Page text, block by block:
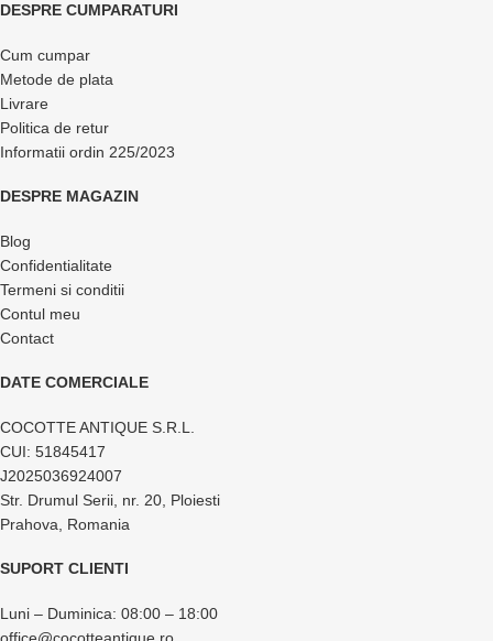
DESPRE CUMPARATURI
Cum cumpar
Metode de plata
Livrare
Politica de retur
Informatii ordin 225/2023
DESPRE MAGAZIN
Blog
Confidentialitate
Termeni si conditii
Contul meu
Contact
DATE COMERCIALE
COCOTTE ANTIQUE S.R.L.
CUI: 51845417
J2025036924007
Str. Drumul Serii, nr. 20, Ploiesti
Prahova, Romania
SUPORT CLIENTI
Luni – Duminica: 08:00 – 18:00